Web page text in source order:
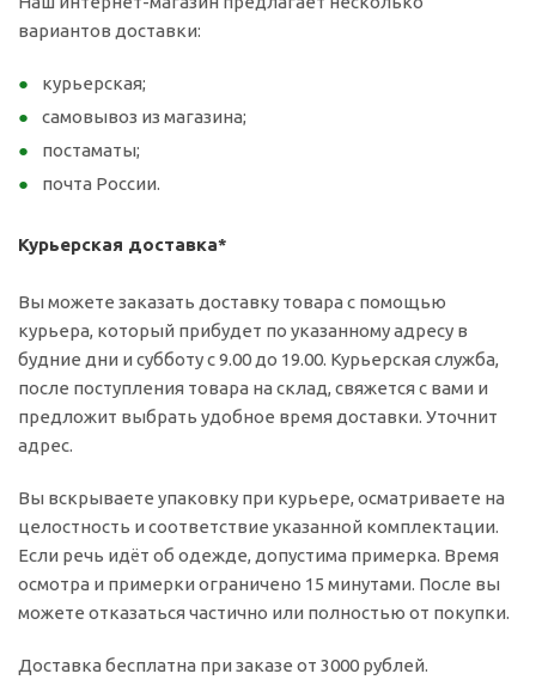
вариантов доставки:
курьерская;
самовывоз из магазина;
постаматы;
почта России.
Курьерская доставка*
Вы можете заказать доставку товара с помощью
курьера, который прибудет по указанному адресу в
будние дни и субботу с 9.00 до 19.00. Курьерская служба,
после поступления товара на склад, свяжется с вами и
предложит выбрать удобное время доставки. Уточнит
адрес.
Вы вскрываете упаковку при курьере, осматриваете на
целостность и соответствие указанной комплектации.
Если речь идёт об одежде, допустима примерка. Время
осмотра и примерки ограничено 15 минутами. После вы
можете отказаться частично или полностью от покупки.
Доставка бесплатна при заказе от 3000 рублей.